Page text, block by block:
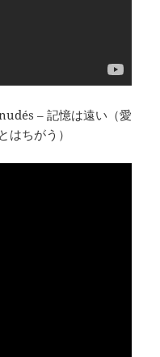
– 記憶は遠い（愛
はちがう）